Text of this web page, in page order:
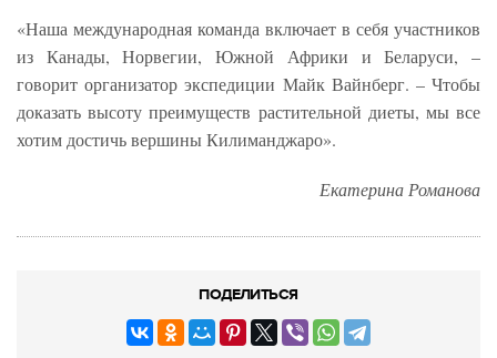
«Наша международная команда включает в себя участников
из Канады, Норвегии, Южной Африки и Беларуси, –
говорит организатор экспедиции Майк Вайнберг. – Чтобы
доказать высоту преимуществ растительной диеты, мы все
хотим достичь вершины Килиманджаро».
Екатерина Романова
ПОДЕЛИТЬСЯ